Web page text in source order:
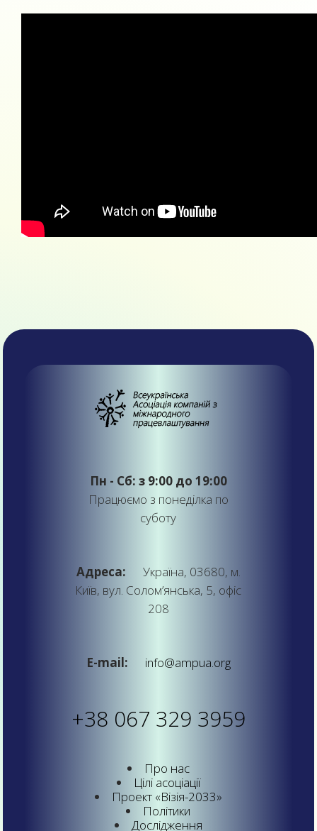
Пн - Сб: з 9:00 до 19:00
Працюємо з понеділка по
суботу
Адреса:
Україна, 03680, м.
Київ, вул. Солом’янська, 5, офіс
208
E-mail: info@ampua.org
+38 067 329 3959
Про нас
Цілі асоціації
Проект «Візія-2033»
Політики
Дослідження